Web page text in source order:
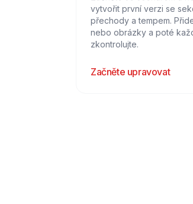
vytvořit první verzi se
přechody a tempem.
nebo obrázky a poté
zkontrolujte.
Začněte upravovat